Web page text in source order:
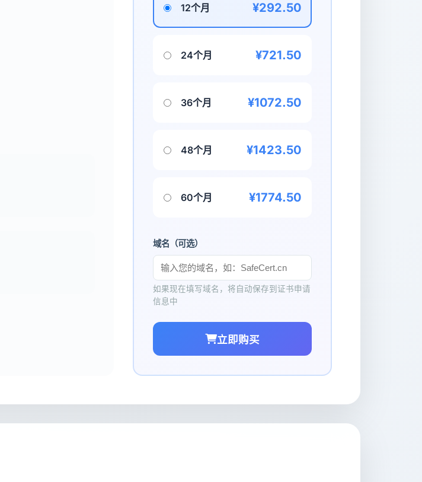
12个月 ¥292.50
24个月 ¥721.50
36个月 ¥1072.50
48个月 ¥1423.50
60个月 ¥1774.50
域名（可选）
如果现在填写域名，将自动保存到证书申请
信息中
立即购买